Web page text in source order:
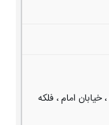
امام ، فلکه